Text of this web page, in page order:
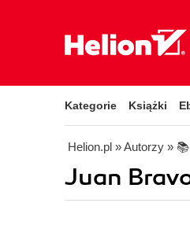
Kategorie Książki
Helion.pl » Autorzy » 📚
Juan